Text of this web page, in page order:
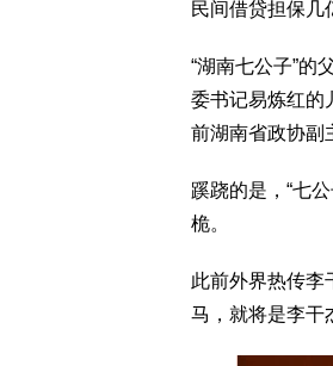
民间借贷担保几
“湖南七公子”的
委书记易炼红的
前湖南省政协副
蹊跷的是，“七
桅。
此前外界热传李
马，就将是李干